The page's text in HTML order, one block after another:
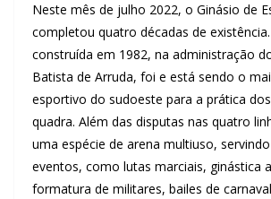
Neste mês de julho 2022, o Ginásio de
completou quatro décadas de
construída em 1982, na administração
Batista de Arruda, foi e está sendo o
esportivo do sudoeste para a prática
quadra. Além das disputas nas quatro
uma espécie de arena multiuso,
eventos, como lutas marciais, ginástica
formatura de militares, bailes de